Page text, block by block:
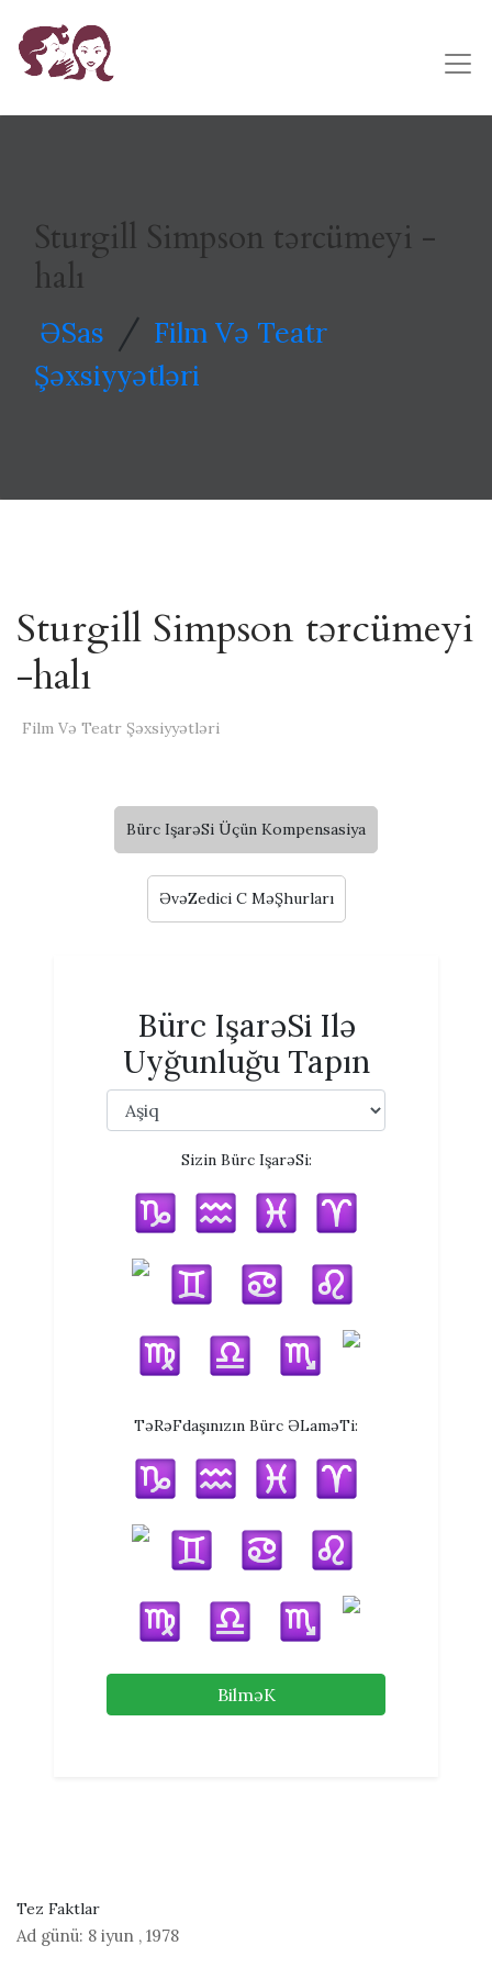
Sturgill Simpson tərcümeyi -
halı
ƏSas / Film Və Teatr
Şəxsiyyətləri
Sturgill Simpson tərcümeyi
-halı
Film Və Teatr Şəxsiyyətləri
Bürc IşarəSi Üçün Kompensasiya
ƏvəZedici C MəŞhurları
Bürc IşarəSi Ilə
Uyğunluğu Tapın
Sizin Bürc IşarəSi:
TəRəFdaşınızın Bürc ƏLaməTi:
BilməK
Tez Faktlar
Ad günü: 8 iyun , 1978